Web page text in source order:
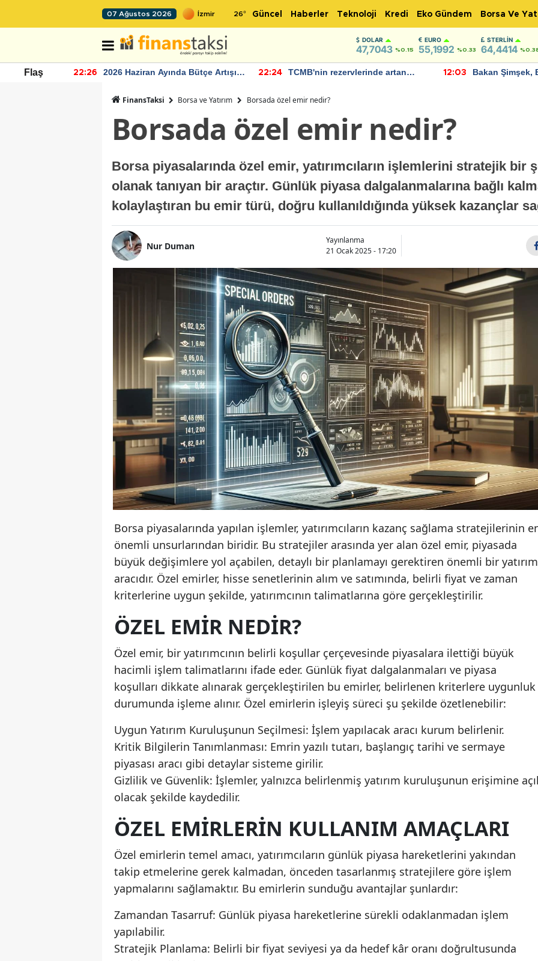
07 Ağustos 2026 26° Güncel Haberler Teknoloji Kredi Eko Gündem Borsa Ve
DOLAR
47,7043 %0.15
EURO
55,1992 %0.33
STERLIN
64,4414
Flaş 22:26
2026 Haziran Ayında Bütçe Artışı
22:24
TCMB'nin rezervlerinde artan
12:03
Bakan Şimşek,
FinansTaksi Borsa ve Yatırım Borsada özel emir nedir?
Borsada özel emir nedir?
Borsa piyasalarında özel emir, yatırımcıların işlemlerini stratejik bir
olanak tanıyan bir araçtır. Günlük piyasa dalgalanmalarına bağlı
kolaylaştıran bu emir türü, doğru kullanıldığında yüksek kazançlar
Nur Duman
Yayınlanma
21 Ocak 2025 - 17:20
Borsa piyasalarında yapılan işlemler, yatırımcıların kazanç sağlama stratejilerinin
önemli unsurlarından biridir. Bu stratejiler arasında yer alan özel emir, piyasada
büyük değişimlere yol açabilen, detaylı bir planlamayı gerektiren önemli bir yatırım
aracıdır. Özel emirler, hisse senetlerinin alım ve satımında, belirli fiyat ve zaman
kriterlerine uygun şekilde, yatırımcının talimatlarına göre gerçekleştirilir.
ÖZEL EMIR NEDIR?
Özel emir, bir yatırımcının belirli koşullar çerçevesinde piyasalara ilettiği büyük
hacimli işlem talimatlarını ifade eder. Günlük fiyat dalgalanmaları ve piyasa
koşulları dikkate alınarak gerçekleştirilen bu emirler, belirlenen kriterlere uygunluk
durumunda işleme alınır. Özel emirlerin işleyiş süreci şu şekilde özetlenebilir:
Uygun Yatırım Kuruluşunun Seçilmesi: İşlem yapılacak aracı kurum belirlenir.
Kritik Bilgilerin Tanımlanması: Emrin yazılı tutarı, başlangıç tarihi ve sermaye
piyasası aracı gibi detaylar sisteme girilir.
Gizlilik ve Güvenlik: İşlemler, yalnızca belirlenmiş yatırım kuruluşunun erişimine
olacak şekilde kaydedilir.
ÖZEL EMIRLERIN KULLANIM AMAÇLARI
Özel emirlerin temel amacı, yatırımcıların günlük piyasa hareketlerini yakından
takip etmelerine gerek kalmadan, önceden tasarlanmış stratejilere göre işlem
yapmalarını sağlamaktır. Bu emirlerin sunduğu avantajlar şunlardır:
Zamandan Tasarruf: Günlük piyasa hareketlerine sürekli odaklanmadan işlem
yapılabilir.
Stratejik Planlama: Belirli bir fiyat seviyesi ya da hedef kâr oranı doğrultusunda